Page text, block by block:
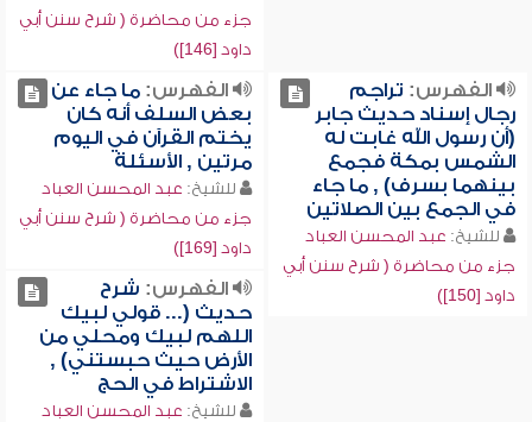
جزء من محاضرة ( شرح سنن أبي
داود [146])
الفهرس: تراجم
رجال إسناد حديث جابر
(أن رسول الله غابت له
الشمس بمكة فجمع
بينهما بسرف) , ما جاء
في الجمع بين الصلاتين
للشيخ: عبد المحسن العباد
جزء من محاضرة ( شرح سنن أبي
داود [150])
الفهرس:ما جاء عن
بعض السلف أنه كان
يختم القرآن في اليوم
مرتين , الأسئلة
للشيخ: عبد المحسن العباد
جزء من محاضرة ( شرح سنن أبي
داود [169])
الفهرس: شرح
حديث (... قولي لبيك
اللهم لبيك ومحلي من
الأرض حيث حبستني) ,
الاشتراط في الحج
للشيخ: عبد المحسن العباد